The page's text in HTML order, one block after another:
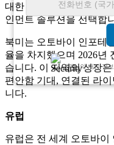
고객님의 개인 정
대한 선호도가 높으며, 거
인먼트 솔루션을 선택합
북미는 오토바이 인포테
율을 차지했으며 2026년
습니다. 이 지역의 성장
편안함 기대, 연결된 라
니다.
유럽
유럽은 전 세계 오토바이